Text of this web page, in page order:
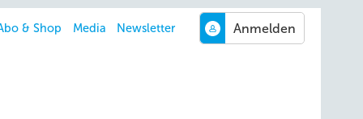
& Shop Media Newsletter